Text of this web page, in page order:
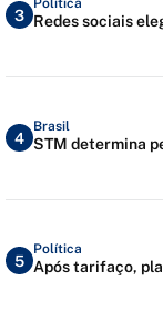
3
Política
Redes sociais
4
Brasil
STM determina
5
Política
Após tarifaço,